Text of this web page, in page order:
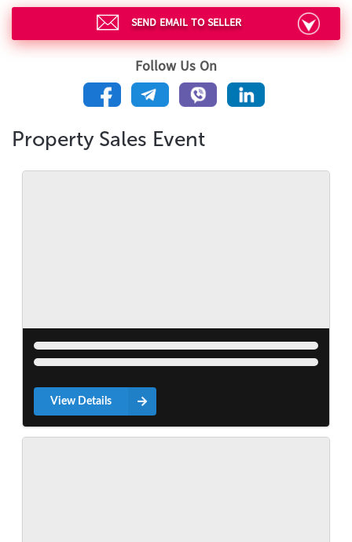
SEND EMAIL TO SELLER
Follow Us On
Property Sales Event
View Details